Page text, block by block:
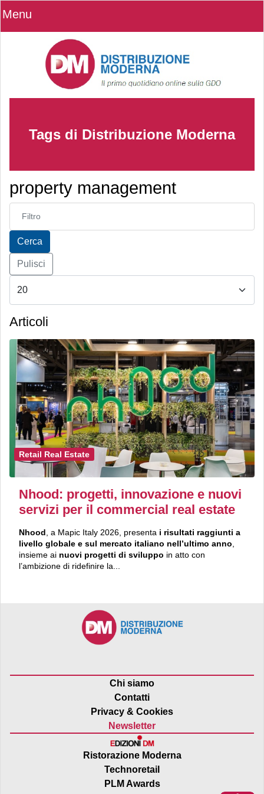
Menu
Tags di Distribuzione Moderna
property management
Inserisci parte del titolo
Cerca
Pulisci
Articoli
Retail Real Estate
Nhood: progetti, innovazione e nuovi
servizi per il commercial real estate
Nhood , a Mapic Italy 2026, presenta i risultati raggiunti a
livello globale e sul mercato italiano nell’ultimo anno
insieme ai nuovi progetti di sviluppo in atto con
l’ambizione di ridefinire la...
Chi siamo
Contatti
Privacy & Cookies
Newsletter
Ristorazione Moderna
Technoretail
PLM Awards